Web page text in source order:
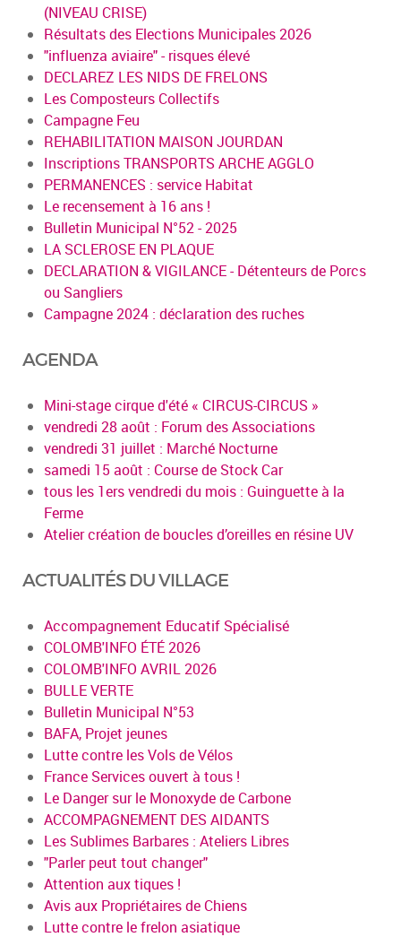
(NIVEAU CRISE)
Résultats des Elections Municipales 2026
"influenza aviaire" - risques élevé
DECLAREZ LES NIDS DE FRELONS
Les Composteurs Collectifs
Campagne Feu
REHABILITATION MAISON JOURDAN
Inscriptions TRANSPORTS ARCHE AGGLO
PERMANENCES : service Habitat
Le recensement à 16 ans !
Bulletin Municipal N°52 - 2025
LA SCLEROSE EN PLAQUE
DECLARATION & VIGILANCE - Détenteurs de Porcs
ou Sangliers
Campagne 2024 : déclaration des ruches
AGENDA
Mini-stage cirque d'été « CIRCUS-CIRCUS »
vendredi 28 août : Forum des Associations
vendredi 31 juillet : Marché Nocturne
samedi 15 août : Course de Stock Car
tous les 1ers vendredi du mois : Guinguette à la
Ferme
Atelier création de boucles d’oreilles en résine UV
ACTUALITÉS DU VILLAGE
Accompagnement Educatif Spécialisé
COLOMB'INFO ÉTÉ 2026
COLOMB'INFO AVRIL 2026
BULLE VERTE
Bulletin Municipal N°53
BAFA, Projet jeunes
Lutte contre les Vols de Vélos
France Services ouvert à tous !
Le Danger sur le Monoxyde de Carbone
ACCOMPAGNEMENT DES AIDANTS
Les Sublimes Barbares : Ateliers Libres
"Parler peut tout changer"
Attention aux tiques !
Avis aux Propriétaires de Chiens
Lutte contre le frelon asiatique